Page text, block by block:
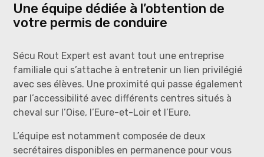
Une équipe dédiée à l’obtention de
votre permis de conduire
Sécu Rout Expert est avant tout une entreprise
familiale qui s’attache à entretenir un lien privilégié
avec ses élèves. Une proximité qui passe également
par l’accessibilité avec différents centres situés à
cheval sur l’Oise, l’Eure-et-Loir et l’Eure.
L’équipe est notamment composée de deux
secrétaires disponibles en permanence pour vous